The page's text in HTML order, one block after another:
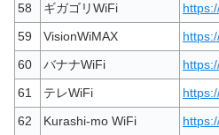
58
ギガゴリWiFi
59
VisionWiMAX
60
バナナWiFi
61
テレWiFi
62
Kurashi-mo WiFi